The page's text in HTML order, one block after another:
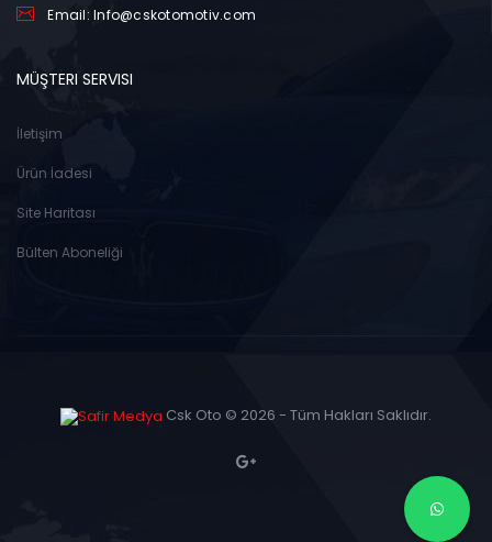
Email: Info@cskotomotiv.com
MÜŞTERI SERVISI
İletişim
Ürün İadesi
Site Haritası
Bülten Aboneliği
Csk Oto © 2026 - Tüm Hakları Saklıdır.